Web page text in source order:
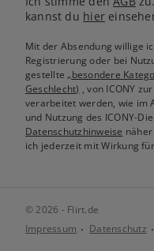
kannst du hier
Mit der Absendung willige
Registrierung oder bei
gestellte„besondere
Geschlecht) , von ICONY
verarbeitet werden, wie im
und Nutzung des ICONY-
Datenschutzhinweise
ich jederzeit mit Wirkung
© 2026 - Flirt.de
Impressum
Datenschutz